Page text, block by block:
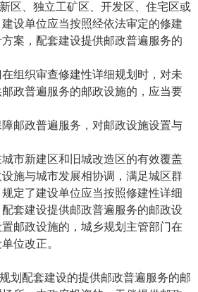
、独立工矿区、开发区、住宅区或
设单位应当按照经依法审定的修建
案，配套建设提供邮政普遍服务的
织审查修建性详细规划时，对未
政普遍服务的邮政设施的，应当要
政普遍服务，对邮政设施设置与
新建区和旧城改造区的有效覆盖
施与城市发展相协调，满足城区群
定了建设单位应当按照修建性详细
套建设提供邮政普遍服务的邮政设
邮政设施的，城乡规划主管部门在
位改正。
配套建设的提供邮政普遍服务的邮